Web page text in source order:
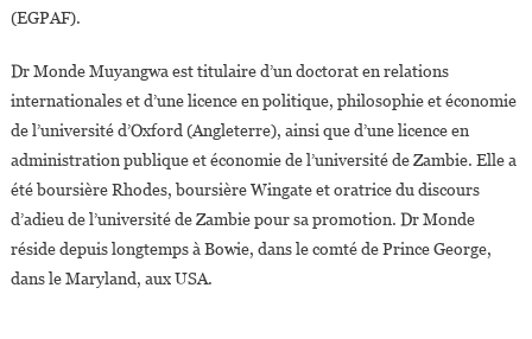
(EGPAF).
Dr Monde Muyangwa est titulaire d’un doctorat en relations
internationales et d’une licence en politique, philosophie et économie
de l’université d’Oxford (Angleterre), ainsi que d’une licence en
administration publique et économie de l’université de Zambie. Elle a
été boursière Rhodes, boursière Wingate et oratrice du discours
d’adieu de l’université de Zambie pour sa promotion. Dr Monde
réside depuis longtemps à Bowie, dans le comté de Prince George,
dans le Maryland, aux USA.